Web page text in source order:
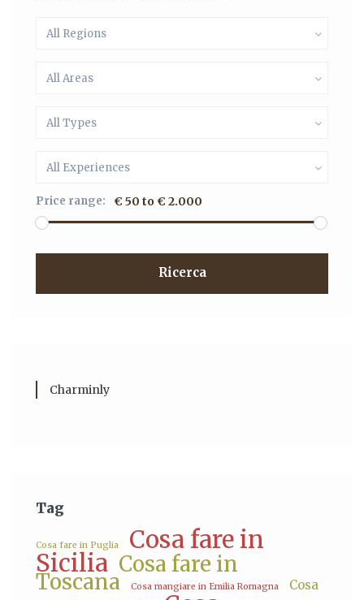
All Regions
All Areas
All Types
All Experiences
Price range: € 50 to € 2.000
Ricerca
Charminly
Tag
Cosa fare in Puglia Cosa fare in
Sicilia Cosa fare in
Toscana Cosa mangiare in Emilia Romagna
Cosa